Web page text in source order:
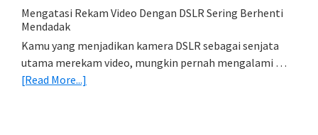
Import
Mengatasi Rekam Video Dengan DSLR Sering Berhenti
Mendadak
Kamu yang menjadikan kamera DSLR sebagai senjata
utama merekam video, mungkin pernah mengalami …
[Read More...]